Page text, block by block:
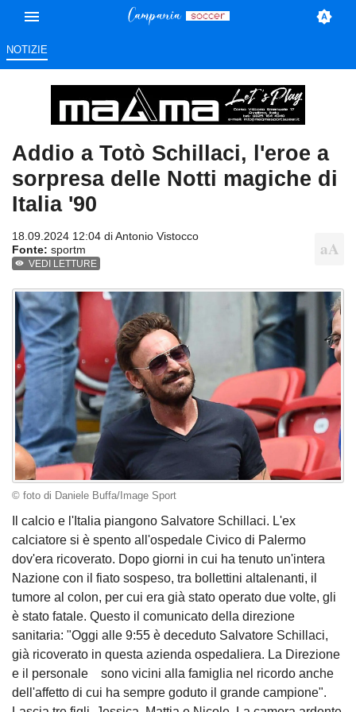
NOTIZIE
Addio a Totò Schillaci, l'eroe a
sorpresa delle Notti magiche di
Italia '90
18.09.2024 12:04 diAntonio Vistocco
Fonte: sportm
VEDI LETTURE
© foto di Daniele Buffa/Image Sport
Il calcio e l'Italia piangono Salvatore Schillaci. L'ex
calciatore si è spento all'ospedale Civico di Palermo
dov'era ricoverato. Dopo giorni in cui ha tenuto un'intera
Nazione con il fiato sospeso, tra bollettini altalenanti, il
tumore al colon, per cui era già stato operato due volte, gli
è stato fatale. Questo il comunicato della direzione
sanitaria: "Oggi alle 9:55 è deceduto Salvatore Schillaci,
già ricoverato in questa azienda ospedaliera. La Direzione
e il personale sono vicini alla famiglia nel ricordo anche
dell'affetto di cui ha sempre goduto il grande campione".